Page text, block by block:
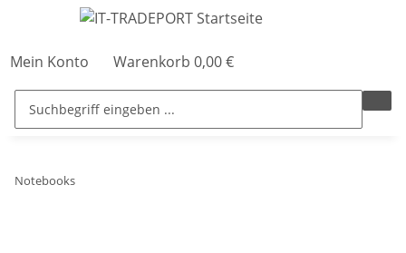
Mein Konto Warenkorb 0,00 €
Notebooks